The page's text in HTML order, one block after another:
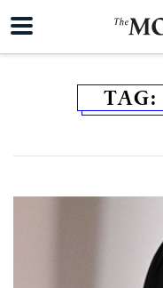
TAG: